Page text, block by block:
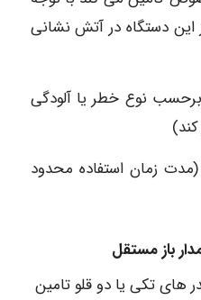
اکسیژن بالا 70% از این دستگاه در آتش نشانی
(برحسب نوع خطر یا آلودگی
زمان استفاده محدود
باز مستقل
های تکی یا دو قلو تامین